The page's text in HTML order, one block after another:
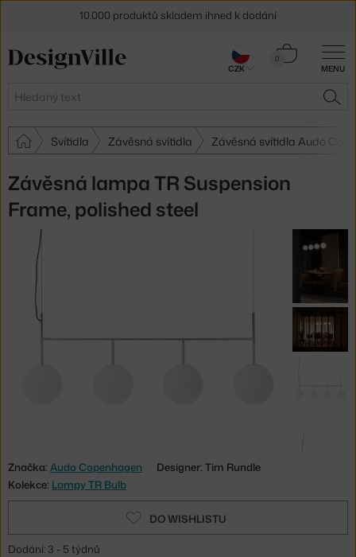
MENU
Hledat
0
Košík
Svítidla Závěsná svítidla Závěsná svítidla Audo
Závěsná lampa TR Suspension
Frame, polished steel
Značka: Audo Copenhagen
Designer: Tim Rundle
Kolekce: Lampy TR Bulb
DO WISHLISTU
Dodání: 3 - 5 týdnů
10.000 produktů skladem ihned k dodání
Sleva 5 % pro odběratele
CZK